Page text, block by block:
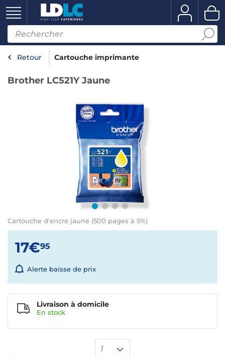
Retour Cartouche imprimante
Brother LC521Y Jaune
Cartouche d'encre jaune (500 pages à 5%)
17€95
Alerte baisse de prix
1
Livraison à domicile
En stock